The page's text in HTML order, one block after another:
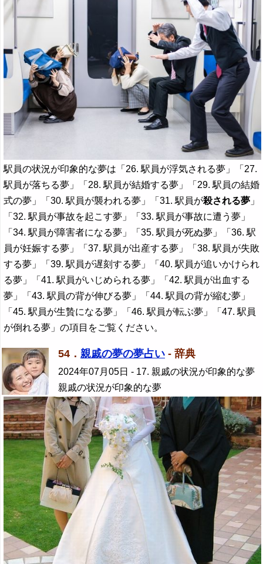
駅員の状況が印象的な夢は「26. 駅員が浮気される夢」「27.
駅員が落ちる夢」「28. 駅員が結婚する夢」「29. 駅員の結婚
式の夢」「30. 駅員が襲われる夢」「31. 駅員が殺される夢 」
「32. 駅員が事故を起こす夢」「33. 駅員が事故に遭う夢」
「34. 駅員が障害者になる夢」「35. 駅員が死ぬ夢」「36. 駅
員が妊娠する夢」「37. 駅員が出産する夢」「38. 駅員が失敗
する夢」「39. 駅員が遅刻する夢」「40. 駅員が追いかけられ
る夢」「41. 駅員がいじめられる夢」「42. 駅員が出血する
夢」「43. 駅員の背が伸びる夢」「44. 駅員の背が縮む夢」
「45. 駅員が生贄になる夢」「46. 駅員が転ぶ夢」「47. 駅員
が倒れる夢」の項目をご覧ください。
54． 親戚の夢の夢占い - 辞典
2024年07月05日 - 17. 親戚の状況が印象的な夢
親戚の状況が印象的な夢